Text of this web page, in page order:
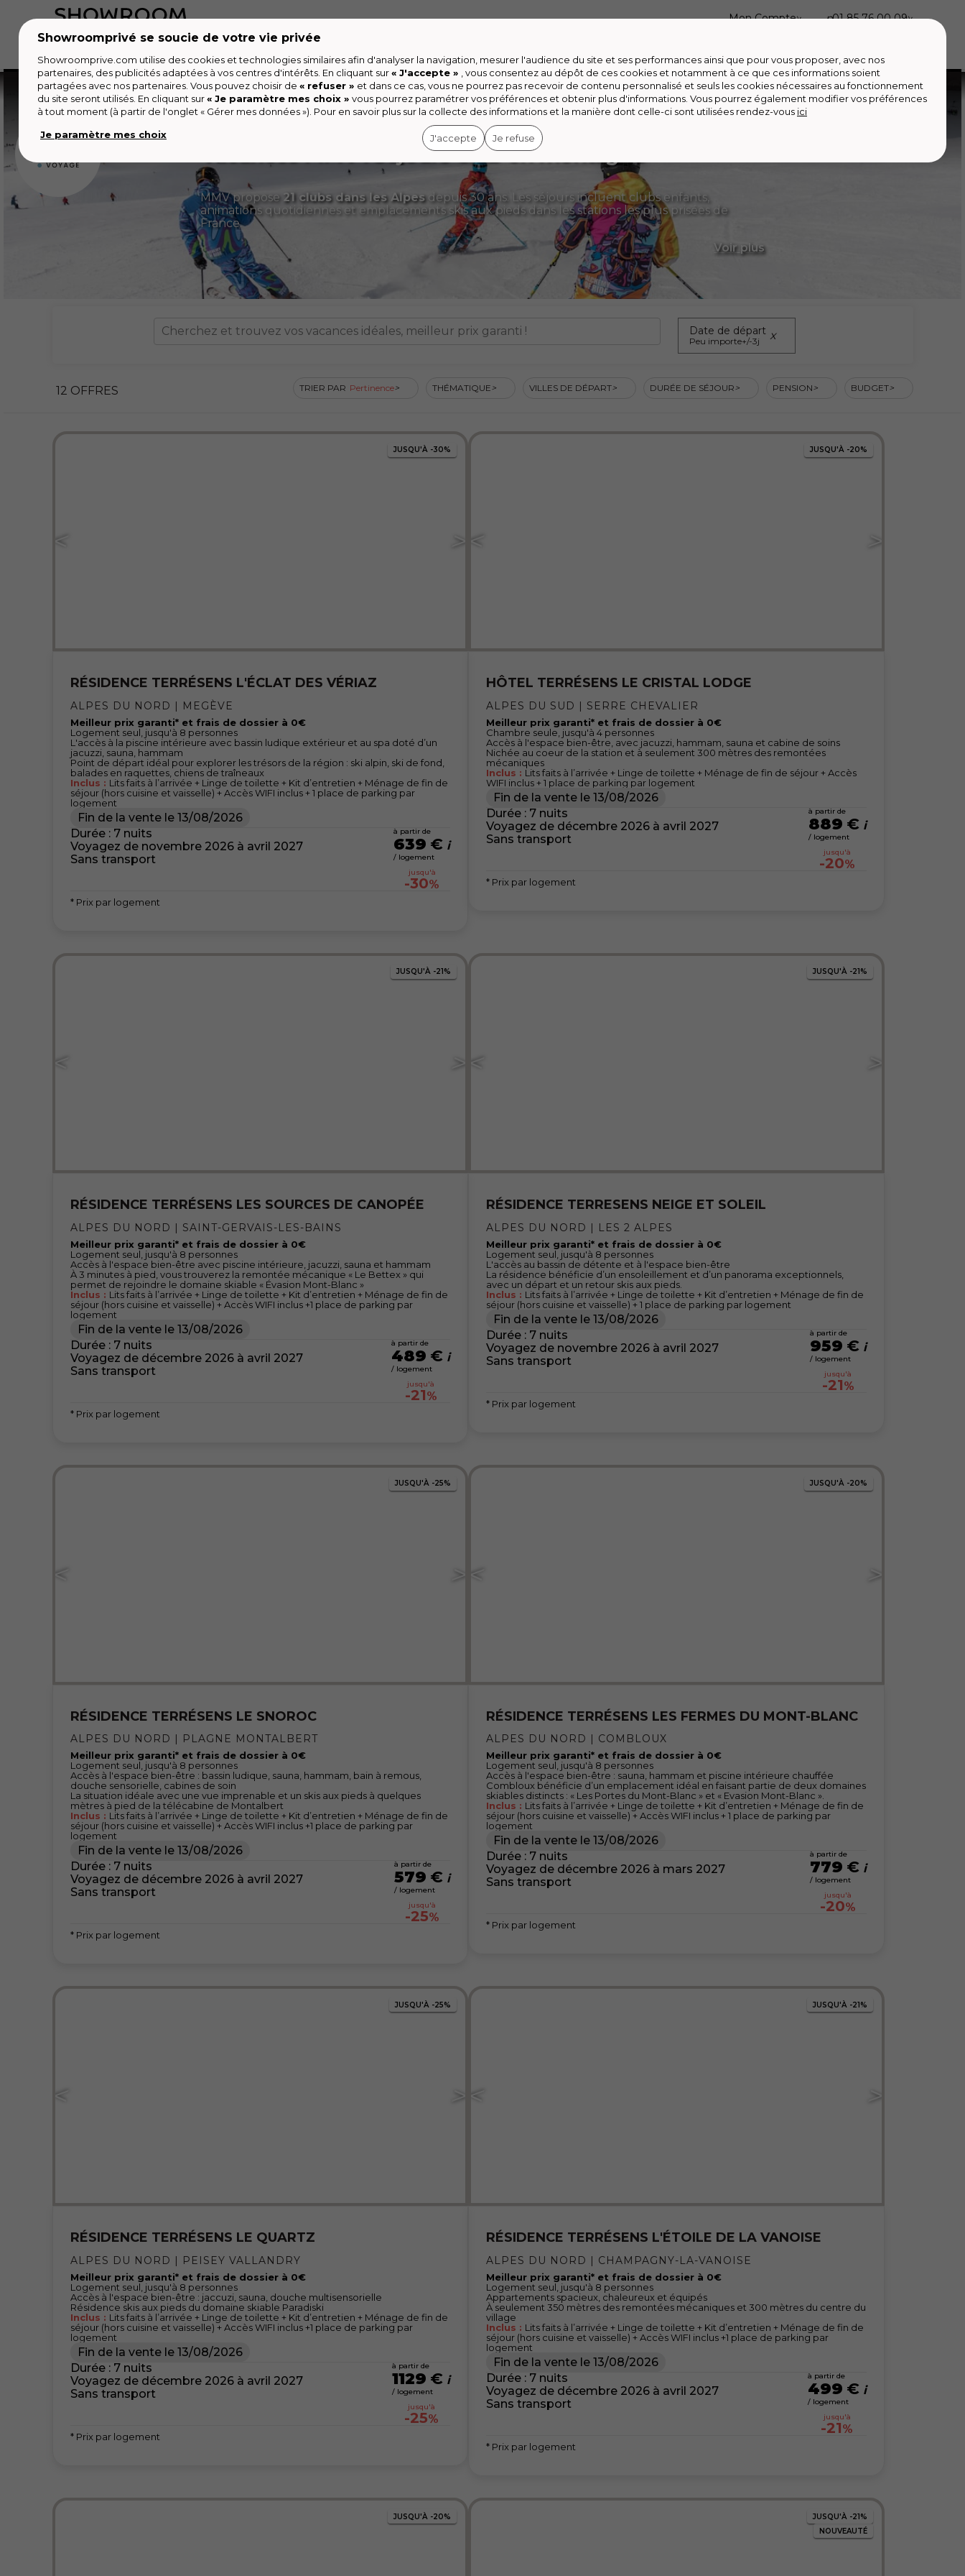
Mon Compte 01 85 76 00 09
Voyages Vente privée Vente privée MMV
Vacances MMV : Séjours Club en montagne
MMV propose 21 clubs dans les Alpesdepuis 30 ans. Les séjours incluent clubs enfants,
animations quotidiennes et emplacements skis aux pieds dans les stations les plus prisées de
France.
Voir plus
Cherchez et trouvez vos vacances idéales, meilleur prix garanti ! Date de départ
Peu importe+/-3j
12 OFFRES TRIER PAR Pertinence THÉMATIQUE VILLES DE DÉPART DURÉE DE SÉJOUR PENSION BUDGET
JUSQU'À -30%
RÉSIDENCE TERRÉSENS L'ÉCLAT DES VÉRIAZ
ALPES DU NORD | MEGÈVE
Meilleur prix garanti* et frais de dossier à 0€
Logement seul, jusqu'à 8 personnes
L'accès à la piscine intérieure avec bassin ludique extérieur et au spa doté d’un
jacuzzi, sauna, hammam
Point de départ idéal pour explorer les trésors de la région : ski alpin, ski de fond,
balades en raquettes, chiens de traîneaux
Inclus : Lits faits à l’arrivée + Linge de toilette + Kit d’entretien + Ménage de fin de
séjour (hors cuisine et vaisselle) + Accès WIFI inclus + 1 place de parking par
logement
Fin de la vente le 13/08/2026
Durée : 7 nuits
Voyagez de novembre 2026 à avril 2027
Sans transport
à partir de
639 €
/ logement
jusqu'à
-30%
* Prix par logement
JUSQU'À -20%
HÔTEL TERRÉSENS LE CRISTAL LODGE
ALPES DU SUD | SERRE CHEVALIER
Meilleur prix garanti* et frais de dossier à 0€
Chambre seule, jusqu'à 4 personnes
Accès à l'espace bien-être, avec jacuzzi, hammam, sauna et cabine de soins
Nichée au coeur de la station et à seulement 300 mètres des remontées
mécaniques
Inclus : Lits faits à l’arrivée + Linge de toilette + Ménage de fin de séjour + Accès
WIFI inclus + 1 place de parking par logement
Fin de la vente le 13/08/2026
Durée : 7 nuits
Voyagez de décembre 2026 à avril 2027
Sans transport
à partir de
889 €
/ logement
jusqu'à
-20%
* Prix par logement
JUSQU'À -21%
RÉSIDENCE TERRÉSENS LES SOURCES DE CANOPÉE
ALPES DU NORD | SAINT-GERVAIS-LES-BAINS
Meilleur prix garanti* et frais de dossier à 0€
Logement seul, jusqu'à 8 personnes
Accès à l'espace bien-être avec piscine intérieure, jacuzzi, sauna et hammam
À 3 minutes à pied, vous trouverez la remontée mécanique « Le Bettex » qui
permet de rejoindre le domaine skiable « Évasion Mont-Blanc »
Inclus : Lits faits à l’arrivée + Linge de toilette + Kit d’entretien + Ménage de fin de
séjour (hors cuisine et vaisselle) + Accès WIFI inclus +1 place de parking par
logement
Fin de la vente le 13/08/2026
Durée : 7 nuits
Voyagez de décembre 2026 à avril 2027
Sans transport
à partir de
489 €
/ logement
jusqu'à
-21%
* Prix par logement
JUSQU'À -21%
RÉSIDENCE TERRESENS NEIGE ET SOLEIL
ALPES DU NORD | LES 2 ALPES
Meilleur prix garanti* et frais de dossier à 0€
Logement seul, jusqu'à 8 personnes
L'accès au bassin de détente et à l'espace bien-être
La résidence bénéficie d’un ensoleillement et d’un panorama exceptionnels,
avec un départ et un retour skis aux pieds.
Inclus : Lits faits à l’arrivée + Linge de toilette + Kit d’entretien + Ménage de fin de
séjour (hors cuisine et vaisselle) + 1 place de parking par logement
Fin de la vente le 13/08/2026
Durée : 7 nuits
Voyagez de novembre 2026 à avril 2027
Sans transport
à partir de
959 €
/ logement
jusqu'à
-21%
* Prix par logement
JUSQU'À -25%
RÉSIDENCE TERRÉSENS LE SNOROC
ALPES DU NORD | PLAGNE MONTALBERT
Meilleur prix garanti* et frais de dossier à 0€
Logement seul, jusqu'à 8 personnes
Accès à l'espace bien-être : bassin ludique, sauna, hammam, bain à remous,
douche sensorielle, cabines de soin
La situation idéale avec une vue imprenable et un skis aux pieds à quelques
mètres à pied de la télécabine de Montalbert
Inclus : Lits faits à l’arrivée + Linge de toilette + Kit d’entretien + Ménage de fin de
séjour (hors cuisine et vaisselle) + Accès WIFI inclus +1 place de parking par
logement
Fin de la vente le 13/08/2026
Durée : 7 nuits
Voyagez de décembre 2026 à avril 2027
Sans transport
à partir de
579 €
/ logement
jusqu'à
-25%
* Prix par logement
JUSQU'À -20%
RÉSIDENCE TERRÉSENS LES FERMES DU MONT-BLANC
ALPES DU NORD | COMBLOUX
Meilleur prix garanti* et frais de dossier à 0€
Logement seul, jusqu'à 8 personnes
Accès à l'espace bien-être : sauna, hammam et piscine intérieure chauffée
Combloux bénéficie d’un emplacement idéal en faisant partie de deux domaines
skiables distincts : « Les Portes du Mont-Blanc » et « Evasion Mont-Blanc ».
Inclus : Lits faits à l’arrivée + Linge de toilette + Kit d’entretien + Ménage de fin de
séjour (hors cuisine et vaisselle) + Accès WIFI inclus + 1 place de parking par
logement
Fin de la vente le 13/08/2026
Durée : 7 nuits
Voyagez de décembre 2026 à mars 2027
Sans transport
à partir de
779 €
/ logement
jusqu'à
-20%
* Prix par logement
JUSQU'À -25%
RÉSIDENCE TERRÉSENS LE QUARTZ
ALPES DU NORD | PEISEY VALLANDRY
Meilleur prix garanti* et frais de dossier à 0€
Logement seul, jusqu'à 8 personnes
Accès à l'espace bien-être : jaccuzi, sauna, douche multisensorielle
Résidence skis aux pieds du domaine skiable Paradiski
Inclus : Lits faits à l’arrivée + Linge de toilette + Kit d’entretien + Ménage de fin de
séjour (hors cuisine et vaisselle) + Accès WIFI inclus +1 place de parking par
logement
Fin de la vente le 13/08/2026
Durée : 7 nuits
Voyagez de décembre 2026 à avril 2027
Sans transport
à partir de
1129 €
/ logement
jusqu'à
-25%
* Prix par logement
JUSQU'À -21%
RÉSIDENCE TERRÉSENS L'ÉTOILE DE LA VANOISE
ALPES DU NORD | CHAMPAGNY-LA-VANOISE
Meilleur prix garanti* et frais de dossier à 0€
Logement seul, jusqu'à 8 personnes
Appartements spacieux, chaleureux et équipés
À seulement 350 mètres des remontées mécaniques et 300 mètres du centre du
village
Inclus : Lits faits à l’arrivée + Linge de toilette + Kit d’entretien + Ménage de fin de
séjour (hors cuisine et vaisselle) + Accès WIFI inclus +1 place de parking par
logement
Fin de la vente le 13/08/2026
Durée : 7 nuits
Voyagez de décembre 2026 à avril 2027
Sans transport
à partir de
499 €
/ logement
jusqu'à
-21%
* Prix par logement
JUSQU'À -20% JUSQU'À -21%
NOUVEAUTÉ
Showroomprivé se soucie de votre vie privée
Showroomprive.com utilise des cookies et technologies similaires afin d'analyser la navigation, mesurer l'audience du site et ses performances ainsi que pour vous proposer, avec nos
partenaires, des publicités adaptées à vos centres d'intérêts. En cliquant sur« J'accepte »
, vous consentez au dépôt de ces cookies et notamment à ce que ces informations soient
partagées avec nos partenaires. Vous pouvez choisir de « refuser » et dans ce cas, vous ne pourrez pas recevoir de contenu personnalisé et seuls les cookies nécessaires au fonctionnement
du site seront utilisés. En cliquant sur« Je paramètre mes choix » vous pourrez paramétrer vos préférences et obtenir plus d'informations. Vous pourrez également modifier vos préférences
à tout moment (à partir de l'onglet « Gérer mes données »). Pour en savoir plus sur la collecte des informations et la manière dont celle-ci sont utilisées rendez-vous ici
Je paramètre mes choix
Je refuse
J'accepte